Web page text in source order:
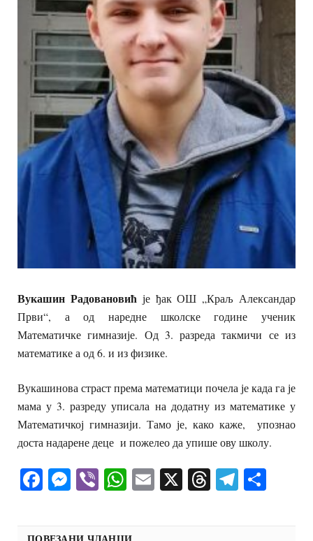
Вукашин Радовановић је ђак ОШ „Краљ Александар
Први“, а од наредне школске године ученик
Математичке гимназије. Од 3. разреда такмичи се из
математике а од 6. и из физике.
Вукашинова страст према математици почела је када га је
мама у 3. разреду уписала на додатну из математике у
Математичкој гимназији. Тамо је, како каже, упознао
доста надарене деце и пожелео да упише ову школу.
Facebook
Messenger
ViberWhatsApp
Email
X Threads